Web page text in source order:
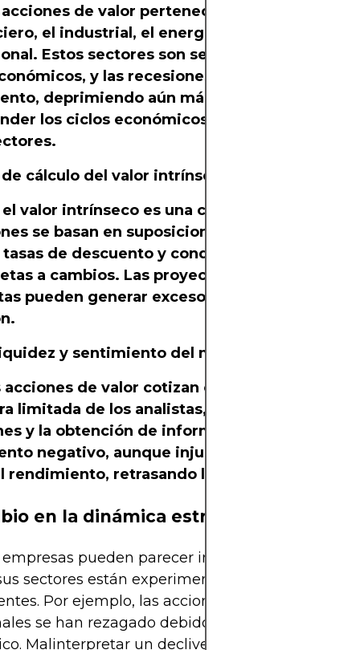
de valor pertenecen a sectores
el industrial, el energético y el de
Estos sectores son sensibles a los ciclos
y las recesiones pueden empañar
deprimiendo aún más las valoraciones.
los ciclos económicos es esencial al
cálculo del valor intrínseco
valor intrínseco es una ciencia inexacta. Las
se basan en suposiciones sobre flujos de
de descuento y condiciones
a cambios. Las proyecciones demasiado
pueden generar exceso de confianza y
y sentimiento del mercado
acciones de valor cotizan con menor liquidez
limitada de los analistas, lo que dificulta la
y la obtención de información objetiva.
negativo, aunque injustificado, puede
rendimiento, retrasando la recuperación.
en la dinámica estructural
pueden parecer infravaloradas
sectores están experimentando cambios
Por ejemplo, las acciones de empresas
se han rezagado debido a la disrupción del
Malinterpretar un declive secular como una